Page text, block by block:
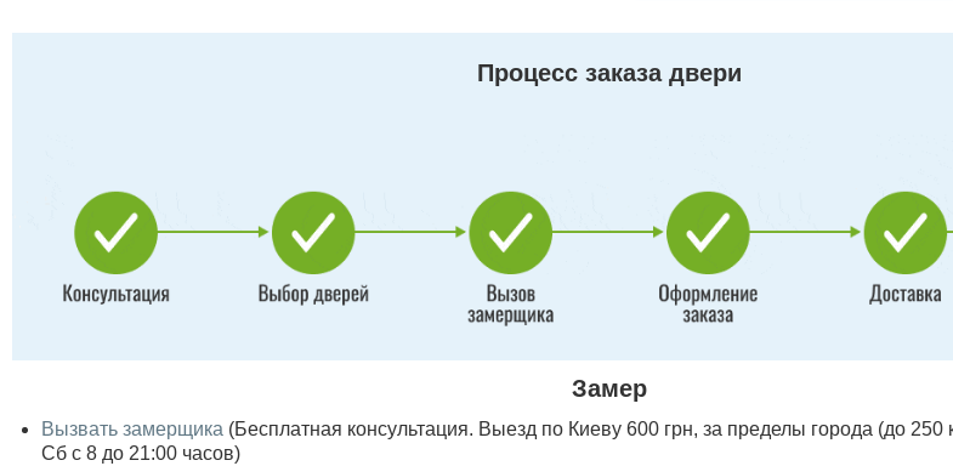
Процесс заказа двери
Замер
Вызвать замерщика (Бесплатная консультация. Выезд по Киеву 600 грн, за пределы города (до 250
Сб с 8 до 21:00 часов)